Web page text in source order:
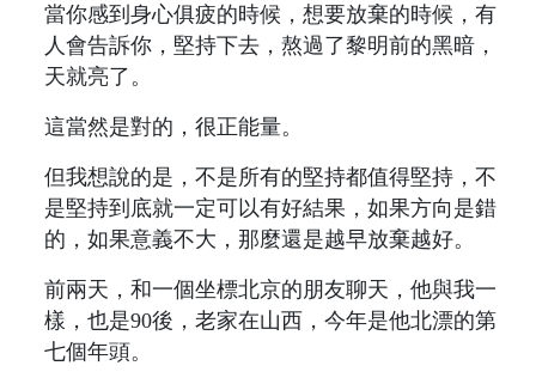
當你感到身心俱疲的時候，想要放棄的時候，有
人會告訴你，堅持下去，熬過了黎明前的黑暗，
天就亮了。
這當然是對的，很正能量。
但我想說的是，不是所有的堅持都值得堅持，不
是堅持到底就一定可以有好結果，如果方向是錯
的，如果意義不大，那麼還是越早放棄越好。
前兩天，和一個坐標北京的朋友聊天，他與我一
樣，也是90後，老家在山西，今年是他北漂的第
七個年頭。